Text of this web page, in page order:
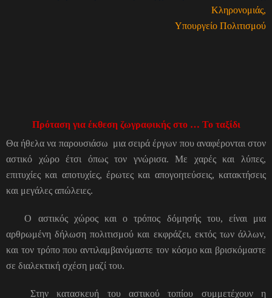
Κληρονομιάς,
Υπουργείο Πολιτισμού
Πρόταση για έκθεση ζωγραφικής στο … Το ταξίδι
Θα ήθελα να παρουσιάσω μια σειρά έργων που αναφέρονται στον
αστικό χώρο έτσι όπως τον γνώρισα. Με χαρές και λύπες,
επιτυχίες και αποτυχίες, έρωτες και απογοητεύσεις, κατακτήσεις
και μεγάλες απώλειες.
Ο αστικός χώρος και ο τρόπος δόμησής του, είναι μια
αρθρωμένη δήλωση πολιτισμού και εκφράζει, εκτός των άλλων,
και τον τρόπο που αντιλαμβανόμαστε τον κόσμο και βρισκόμαστε
σε διαλεκτική σχέση μαζί του.
Στην κατασκευή του αστικού τοπίου συμμετέχουν η